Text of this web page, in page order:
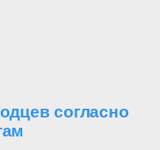
согласно